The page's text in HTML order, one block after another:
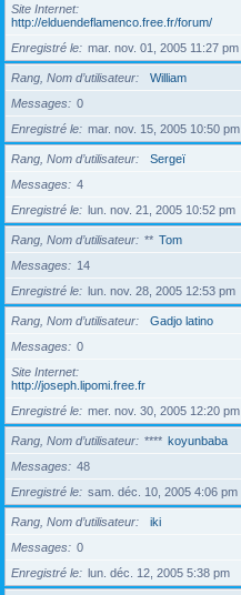
Site Internet
http://elduendeflamenco.free.fr/forum/
Enregistré le
mar. nov. 01, 2005 11:27 pm
Rang, Nom d’utilisateur
William
Messages
0
Enregistré le
mar. nov. 15, 2005 10:50 pm
Rang, Nom d’utilisateur
Sergeï
Messages
4
Enregistré le
lun. nov. 21, 2005 10:52 pm
Rang, Nom d’utilisateur ** Tom
Messages
14
Enregistré le
lun. nov. 28, 2005 12:53 pm
Rang, Nom d’utilisateur
Gadjo latino
Messages
0
Site Internet
http://joseph.lipomi.free.fr
Enregistré le
mer. nov. 30, 2005 12:20 pm
Rang, Nom d’utilisateur **** koyunbaba
Messages
48
Enregistré le
sam. déc. 10, 2005 4:06 pm
Rang, Nom d’utilisateur
iki
Messages
0
Enregistré le
lun. déc. 12, 2005 5:38 pm